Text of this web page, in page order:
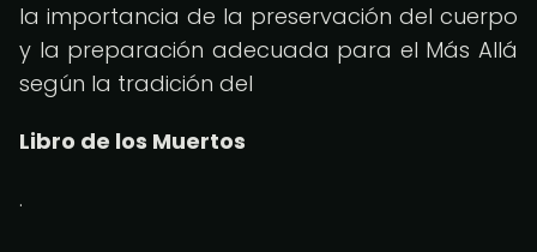
la importancia de la preservación del cuerpo
y la preparación adecuada para el Más Allá
según la tradición del
Libro de los Muertos
.